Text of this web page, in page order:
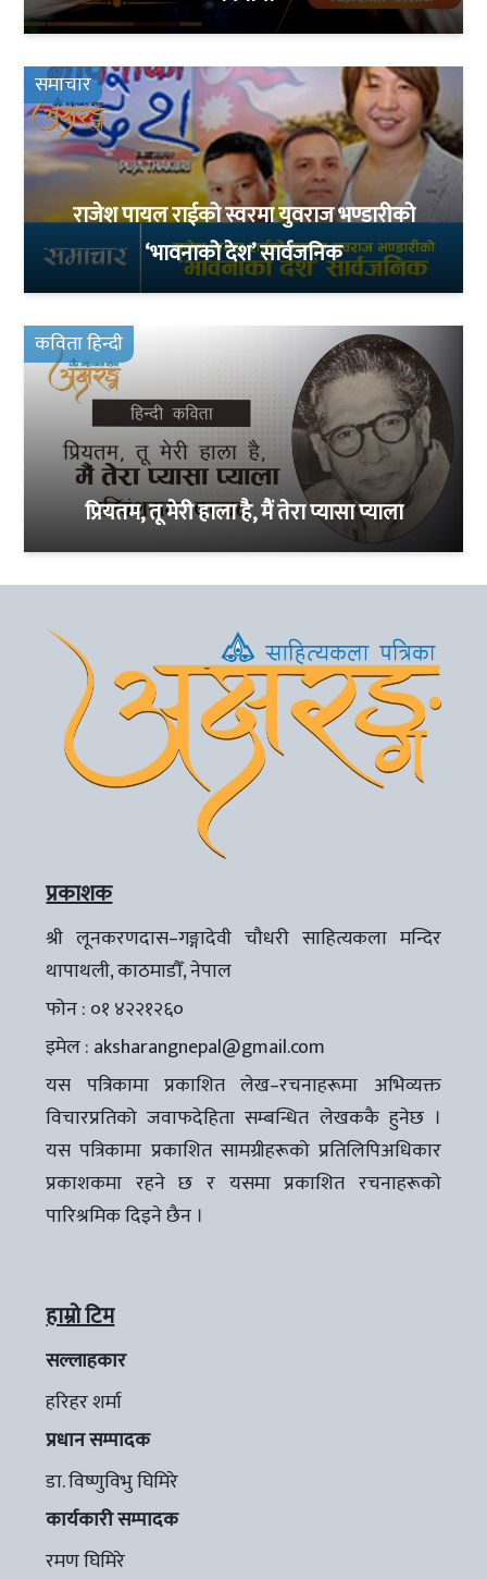
समाचार
राजेश पायल राईको स्वरमा युवराज भण्डारीको
‘भावनाको देश’ सार्वजनिक
कविता हिन्दी
प्रियतम, तू मेरी हाला है, मैं तेरा प्यासा प्याला
प्रकाशक
श्री लूनकरणदास–गङ्गादेवी चौधरी साहित्यकला मन्दिर
थापाथली, काठमाडौँ, नेपाल
फोन : ०१ ४२२१२६०
इमेल : aksharangnepal@gmail.com
यस पत्रिकामा प्रकाशित लेख–रचनाहरूमा अभिव्यक्त
विचारप्रतिको जवाफदेहिता सम्बन्धित लेखककै हुनेछ ।
यस पत्रिकामा प्रकाशित सामग्रीहरूको प्रतिलिपिअधिकार
प्रकाशकमा रहने छ र यसमा प्रकाशित रचनाहरूको
पारिश्रमिक दिइने छैन ।
हाम्रो टिम
सल्लाहकार
हरिहर शर्मा
प्रधान सम्पादक
डा. विष्णुविभु घिमिरे
कार्यकारी सम्पादक
रमण घिमिरे